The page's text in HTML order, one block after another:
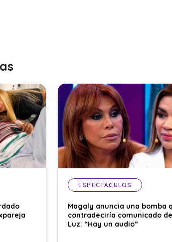
ESPECTÁCULOS
Magaly anuncia una bomba
contradeciría comunicado
Luz: “Hay un audio”